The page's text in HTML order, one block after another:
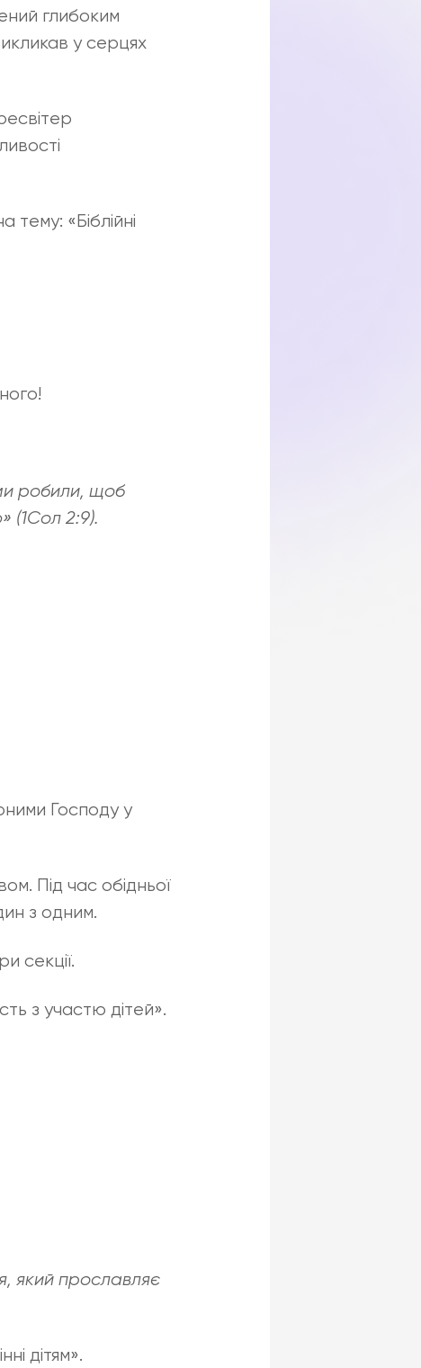
глибоким
у серцях
«Біблійні
робили, щоб
(1Сол 2:9).
Господу у
Під час обідньої
з одним.
секції.
з участю дітей».
який прославляє
дітям».